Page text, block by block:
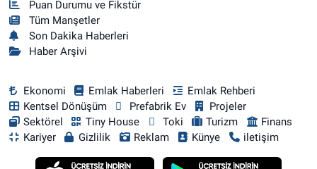
Puan Durumu ve Fikstür
Tüm Manşetler
Son Dakika Haberleri
Haber Arşivi
Ekonomi Emlak Haberleri
Emlak Rehberi
Kentsel Dönüşüm
Prefabrik Ev
Projeler
Sektörel
Tiny House Toki Turizm
Finans
Kariyer
Gizlilik Reklam Künye iletişim